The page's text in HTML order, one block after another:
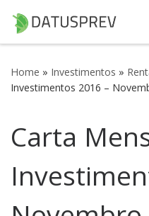
Skip to content
Home » Investimentos »
Investimentos 2016 –
Carta